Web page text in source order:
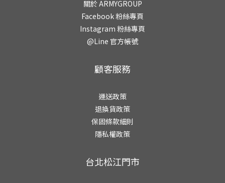
關於 ARMYGROUP
Facebook 粉絲專頁
Instagram 粉絲專頁
@Line 官方帳號
顧客服務
運送政策
退換貨政策
保固條款細則
隱私權政策
台北松江門市